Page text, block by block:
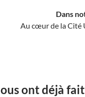
Dans
Au cœur de la Cité
ont déjà